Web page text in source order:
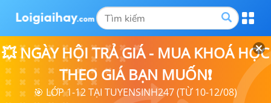
💥 NGÀY HỘI TRẢ GIÁ - MUA KHOÁ HỌC
THEO GIÁ BẠN MUỐN❗
🎯 LỚP 1-12 TẠI TUYENSINH247 (TỪ 10-12/08)